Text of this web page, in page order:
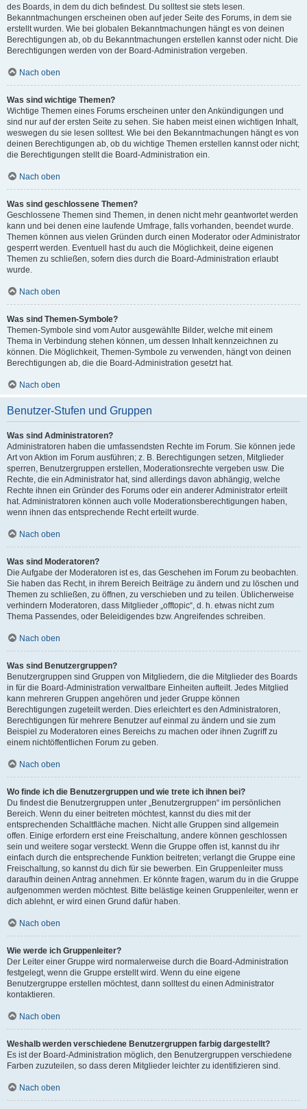
des Boards, in dem du dich befindest. Du solltest sie stets lesen.
Bekanntmachungen erscheinen oben auf jeder Seite des Forums, in dem sie
erstellt wurden. Wie bei globalen Bekanntmachungen hängt es von deinen
Berechtigungen ab, ob du Bekanntmachungen erstellen kannst oder nicht. Die
Berechtigungen werden von der Board-Administration vergeben.
Nach oben
Was sind wichtige Themen?
Wichtige Themen eines Forums erscheinen unter den Ankündigungen und
sind nur auf der ersten Seite zu sehen. Sie haben meist einen wichtigen Inhalt,
weswegen du sie lesen solltest. Wie bei den Bekanntmachungen hängt es von
deinen Berechtigungen ab, ob du wichtige Themen erstellen kannst oder nicht;
die Berechtigungen stellt die Board-Administration ein.
Nach oben
Was sind geschlossene Themen?
Geschlossene Themen sind Themen, in denen nicht mehr geantwortet werden
kann und bei denen eine laufende Umfrage, falls vorhanden, beendet wurde.
Themen können aus vielen Gründen durch einen Moderator oder Administrator
gesperrt werden. Eventuell hast du auch die Möglichkeit, deine eigenen
Themen zu schließen, sofern dies durch die Board-Administration erlaubt
wurde.
Nach oben
Was sind Themen-Symbole?
Themen-Symbole sind vom Autor ausgewählte Bilder, welche mit einem
Thema in Verbindung stehen können, um dessen Inhalt kennzeichnen zu
können. Die Möglichkeit, Themen-Symbole zu verwenden, hängt von deinen
Berechtigungen ab, die die Board-Administration gesetzt hat.
Nach oben
Benutzer-Stufen und Gruppen
Was sind Administratoren?
Administratoren haben die umfassendsten Rechte im Forum. Sie können jede
Art von Aktion im Forum ausführen; z. B. Berechtigungen setzen, Mitglieder
sperren, Benutzergruppen erstellen, Moderationsrechte vergeben usw. Die
Rechte, die ein Administrator hat, sind allerdings davon abhängig, welche
Rechte ihnen ein Gründer des Forums oder ein anderer Administrator erteilt
hat. Administratoren können auch volle Moderationsberechtigungen haben,
wenn ihnen das entsprechende Recht erteilt wurde.
Nach oben
Was sind Moderatoren?
Die Aufgabe der Moderatoren ist es, das Geschehen im Forum zu beobachten.
Sie haben das Recht, in ihrem Bereich Beiträge zu ändern und zu löschen und
Themen zu schließen, zu öffnen, zu verschieben und zu teilen. Üblicherweise
verhindern Moderatoren, dass Mitglieder „offtopic“, d. h. etwas nicht zum
Thema Passendes, oder Beleidigendes bzw. Angreifendes schreiben.
Nach oben
Was sind Benutzergruppen?
Benutzergruppen sind Gruppen von Mitgliedern, die die Mitglieder des Boards
in für die Board-Administration verwaltbare Einheiten aufteilt. Jedes Mitglied
kann mehreren Gruppen angehören und jeder Gruppe können
Berechtigungen zugeteilt werden. Dies erleichtert es den Administratoren,
Berechtigungen für mehrere Benutzer auf einmal zu ändern und sie zum
Beispiel zu Moderatoren eines Bereichs zu machen oder ihnen Zugriff zu
einem nichtöffentlichen Forum zu geben.
Nach oben
Wo finde ich die Benutzergruppen und wie trete ich ihnen bei?
Du findest die Benutzergruppen unter „Benutzergruppen“ im persönlichen
Bereich. Wenn du einer beitreten möchtest, kannst du dies mit der
entsprechenden Schaltfläche machen. Nicht alle Gruppen sind allgemein
offen. Einige erfordern erst eine Freischaltung, andere können geschlossen
sein und weitere sogar versteckt. Wenn die Gruppe offen ist, kannst du ihr
einfach durch die entsprechende Funktion beitreten; verlangt die Gruppe eine
Freischaltung, so kannst du dich für sie bewerben. Ein Gruppenleiter muss
daraufhin deinen Antrag annehmen. Er könnte fragen, warum du in die Gruppe
aufgenommen werden möchtest. Bitte belästige keinen Gruppenleiter, wenn er
dich ablehnt, er wird einen Grund dafür haben.
Nach oben
Wie werde ich Gruppenleiter?
Der Leiter einer Gruppe wird normalerweise durch die Board-Administration
festgelegt, wenn die Gruppe erstellt wird. Wenn du eine eigene
Benutzergruppe erstellen möchtest, dann solltest du einen Administrator
kontaktieren.
Nach oben
Weshalb werden verschiedene Benutzergruppen farbig dargestellt?
Es ist der Board-Administration möglich, den Benutzergruppen verschiedene
Farben zuzuteilen, so dass deren Mitglieder leichter zu identifizieren sind.
Nach oben